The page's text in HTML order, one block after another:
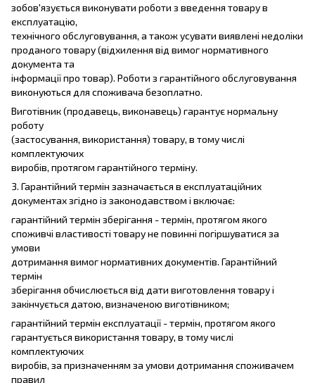
зобов'язується виконувати роботи з введення товару в
експлуатацію,
технічного обслуговування, а також усувати виявлені недоліки
проданого товару (відхилення від вимог нормативного
документа та
інформації про товар). Роботи з гарантійного обслуговування
виконуються для споживача безоплатно.
Виготівник (продавець, виконавець) гарантує нормальну
роботу
(застосування, використання) товару, в тому числі
комплектуючих
виробів, протягом гарантійного терміну.
3. Гарантійний термін зазначається в експлуатаційних
документах згідно із законодавством і включає:
гарантійний термін зберігання - термін, протягом якого
споживчі властивості товару не повинні погіршуватися за
умови
дотримання вимог нормативних документів. Гарантійний
термін
зберігання обчислюється від дати виготовлення товару і
закінчується датою, визначеною виготівником;
гарантійний термін експлуатації - термін, протягом якого
гарантується використання товару, в тому числі
комплектуючих
виробів, за призначенням за умови дотримання споживачем
правил